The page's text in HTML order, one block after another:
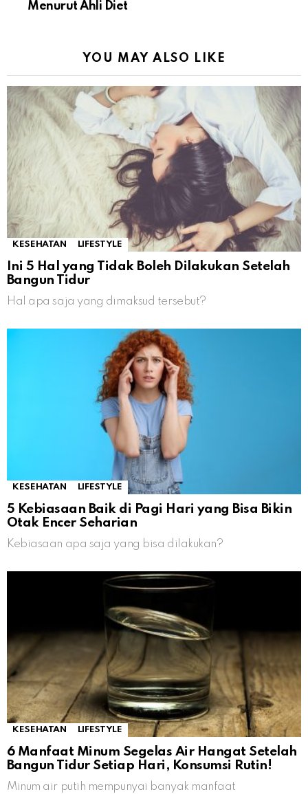
Menurut Ahli Diet
YOU MAY ALSO LIKE
KESEHATAN LIFESTYLE
Ini 5 Hal yang Tidak Boleh Dilakukan Setelah
Bangun Tidur
Hal apa saja yang dimaksud tersebut?
KESEHATAN LIFESTYLE
5 Kebiasaan Baik di Pagi Hari yang Bisa Bikin
Otak Encer Seharian
Kebiasaan apa saja yang bisa dilakukan?
KESEHATAN LIFESTYLE
6 Manfaat Minum Segelas Air Hangat Setelah
Bangun Tidur Setiap Hari, Konsumsi Rutin!
Minum air putih mempunyai banyak manfaat